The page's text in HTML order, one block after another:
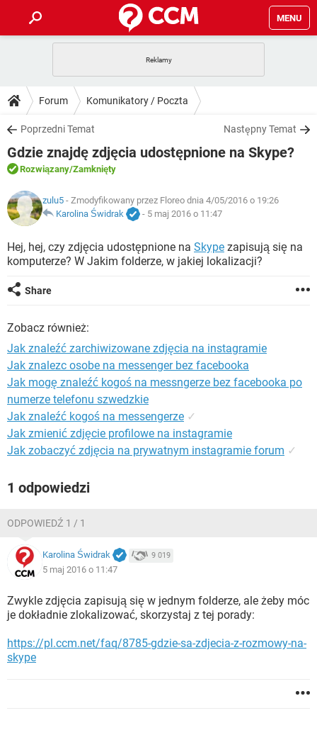
MENU
GRY WHATSAPP
SPOTIFY
INSTAGRAM FACEBOOK
WINDOWS 10
PORADY
PlayStation TIKTOK
SPOTIFY
INSTAGRAM
WINDOWS 10
DO POBRANIA
ANDROID TIKTOK
GRY
IOS NETFLIX
INSTAGRAM
WINDOWS 10
FORUM
COVID-19
GRY WHATSAPP
INSTAGRAM FACEBOOK
WINDOWS 10
ARTYKUŁY
COVID-19
GRY WHATSAPP
INSTAGRAM
WINDOWS 10
Forum Komunikatory / Poczta
Poprzedni Temat Następny Temat
Gdzie znajdę zdjęcia udostępnione na Skype?
Rozwiązany/Zamknięty
zulu5 - Zmodyfikowany przez Floreo dnia 4/05/2016 o 19:26
Karolina Świdrak
- 5 maj 2016 o 11:47
Hej, hej, czy zdjęcia udostępnione na Skype zapisują się na
komputerze? W Jakim folderze, w jakiej lokalizacji?
Share
Zobacz również:
Jak znaleźć zarchiwizowane zdjęcia na instagramie
Jak znalezc osobe na messenger bez facebooka
Jak mogę znaleźć kogoś na messngerze bez facebooka po
numerze telefonu szwedzkie
Jak znaleźć kogoś na messengerze ✓
Jak zmienić zdjęcie profilowe na instagramie
Jak zobaczyć zdjęcia na prywatnym instagramie forum ✓
1 odpowiedzi
ODPOWIEDŹ 1 / 1
Karolina Świdrak 9 019
5 maj 2016 o 11:47
Zwykle zdjęcia zapisują się w jednym folderze, ale żeby móc
je dokładnie zlokalizować, skorzystaj z tej porady:
https://pl.ccm.net/faq/8785-gdzie-sa-zdjecia-z-rozmowy-na-
skype